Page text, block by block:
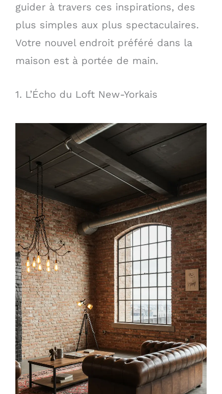
guider à travers ces inspirations, des
plus simples aux plus spectaculaires.
Votre nouvel endroit préféré dans la
maison est à portée de main.
1. L’Écho du Loft New-Yorkais